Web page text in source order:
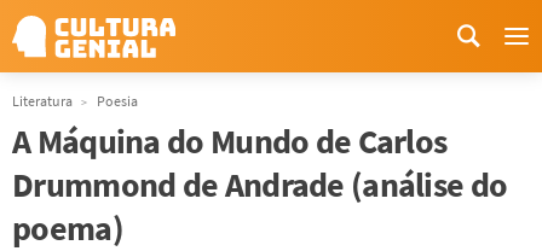
Literatura Poesia
A Máquina do Mundo de Carlos
Drummond de Andrade (análise do
poema)